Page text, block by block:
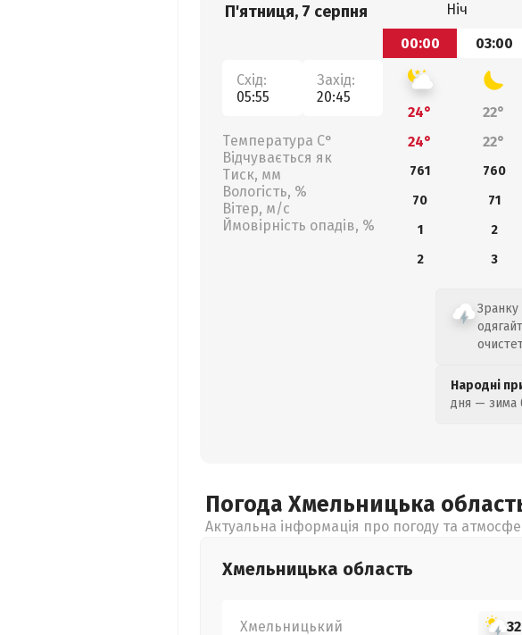
П'ятниця, 7 серпня
Схід:
05:55
Захід:
20:45
Температура С°
Відчувається як
Тиск, мм
Вологість, %
Вітер, м/с
Ймовірність опадів, %
Ніч
00:00
03:00
24° 22°
24°
22°
761 760
70
71
1
2
2
3
Зранку
Народні
дня — зима
Погода Хмельницька
Актуальна інформація про погоду та
Хмельницька область
Хмельницький